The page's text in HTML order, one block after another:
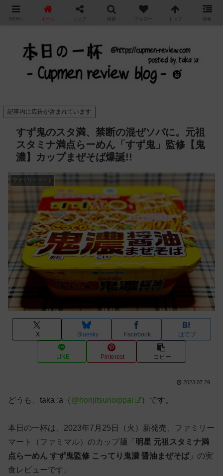
カップ麺の新商品をレビュー / アレンジするブログ
記事内に広告が含まれています
すず鬼のスタ満、禁断の混ぜソバに。元祖
スタミナ満点らーめん「すず鬼」監修【鬼
濃】カップまぜそば爆誕!!
ファミリーマート
X Bluesky Facebook はてブ
LINE Pinterest コピー
2023.07.29
どうも、taka :a（ @honjitsunoippai ）です。
本日の一杯は、2023年7月25日（火）新発売、ファミリー
マート（ファミマル）のカップ麺「 明星 元祖スタミナ満
点らーめん すず鬼監修 こってり鬼濃 醤油まぜそば」の実
食レビューです。
MENU ホーム シェア 検索 フォロー トップ 情報